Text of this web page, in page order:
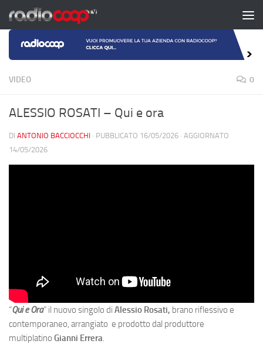
Salta al contenuto
VIDEO 0
ALESSIO ROSATI – Qui e ora
DI ANTONIO BACCIOCCHI · PUBBLICATO 16/05/2026 · AGGIORNATO
14/05/2026
“Qui e Ora” il nuovo singolo di Alessio Rosati, brano riflessivo e
contemporaneo, arrangiato e prodotto dal produttore
multiplatino Gianni Errera.